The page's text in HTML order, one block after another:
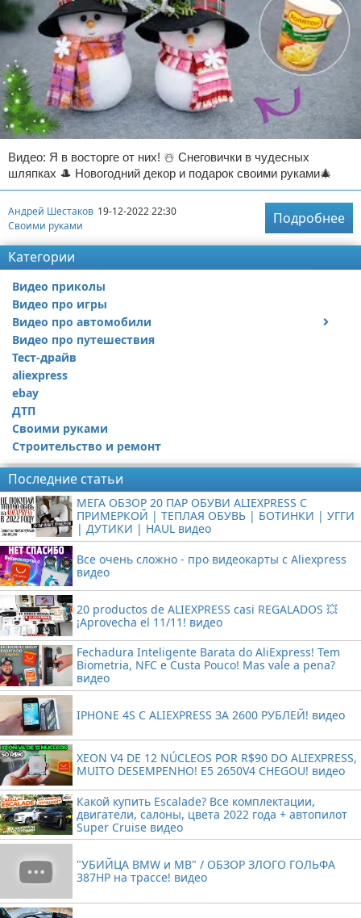
Видео: Я в восторге от них! ☃️ Снеговички в чудесных
шляпках 🎩 Новогодний декор и подарок своими руками🎄
Андрей Шестаков 19-12-2022 22:30
Своими руками
Подробнее
Категории
Видео приколы
Видео про игры
Видео про автомобили
Ремонт автомобиля
Видео про путешествия
Тест-драйв
aliexpress
ebay
ДТП
Своими руками
Строительство и ремонт
Последние статьи
МЕГА ОБЗОР 20 ПАР ОБУВИ ALIEXPRESS С
ПРИМЕРКОЙ | ТЕПЛАЯ ОБУВЬ | БОТИНКИ | УГГИ
| ДУТИКИ | HAUL видео
Все очень сложно - про видеокарты с Aliexpress
видео
20 productos de ALIEXPRESS casi REGALADOS 💥
¡Aprovecha el 11/11! видео
Fechadura Inteligente Barata do AliExpress! Tem
Biometria, NFC e Custa Pouco! Mas vale a pena?
видео
IPHONE 4S С ALIEXPRESS ЗА 2600 РУБЛЕЙ! видео
XEON V4 DE 12 NÚCLEOS POR R$90 DO ALIEXPRESS,
MUITO DESEMPENHO! E5 2650V4 CHEGOU! видео
Какой купить Escalade? Все комплектации,
двигатели, салоны, цвета 2022 года + автопилот
Super Cruise видео
"УБИЙЦА BMW и MB" / ОБЗОР ЗЛОГО ГОЛЬФА
387HP на трассе! видео